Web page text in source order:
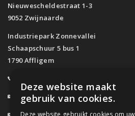
Nieuwescheldestraat 1-3
9052 Zwijnaarde
Industriepark Zonnevallei
Schaapschuur 5 bus 1
1790 Affligem
info@fassado.be
Deze website maakt
gebruik van cookies.
Deze website gebruikt cookies om uw